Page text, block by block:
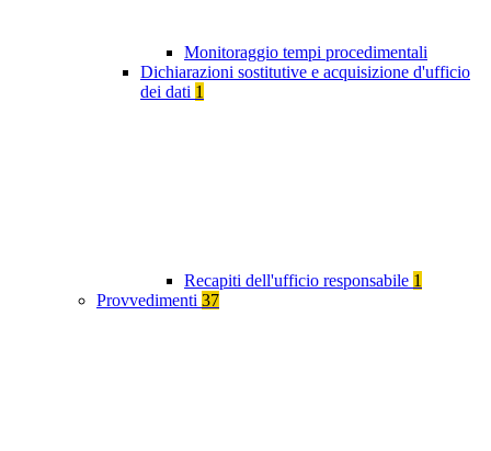
Monitoraggio tempi procedimentali
Dichiarazioni sostitutive e acquisizione d'ufficio
dei dati 1
Recapiti dell'ufficio responsabile 1
Provvedimenti 37